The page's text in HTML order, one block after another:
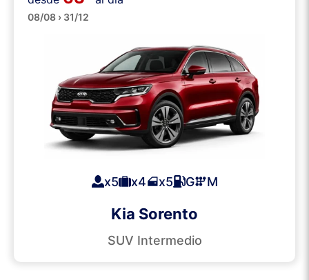
SUVs
08/08 › 31/12
x5 x4 x5 G M
Kia Sorento
SUV Intermedio